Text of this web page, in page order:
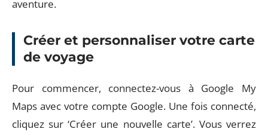
aventure.
Créer et personnaliser votre carte
de voyage
Pour commencer, connectez-vous à Google My
Maps avec votre compte Google. Une fois connecté,
cliquez sur ‘Créer une nouvelle carte’. Vous verrez